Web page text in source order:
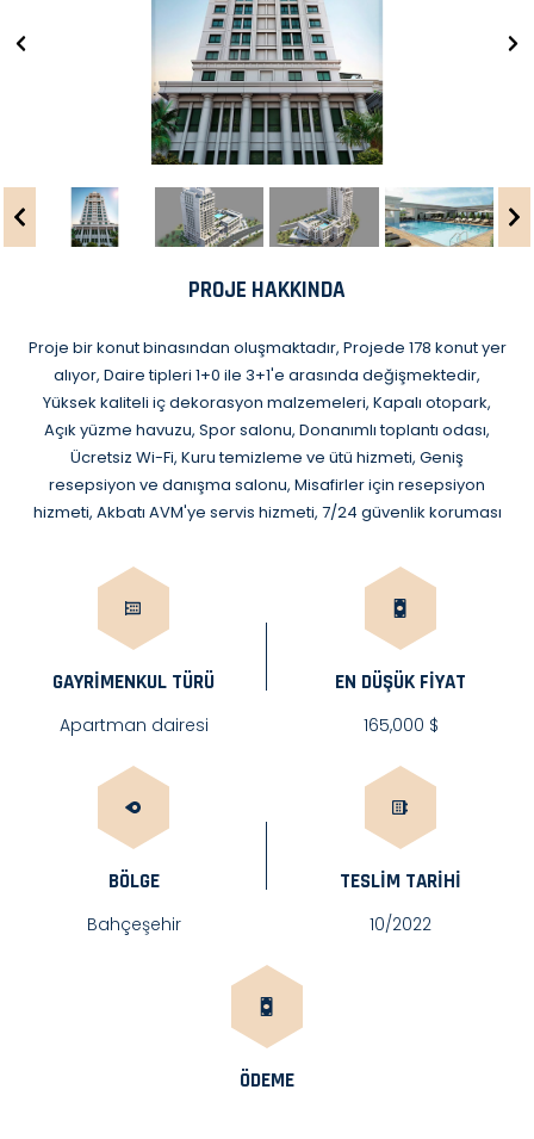
PROJE HAKKINDA
Proje bir konut binasından oluşmaktadır, Projede 178 konut yer
alıyor, Daire tipleri 1+0 ile 3+1'e arasında değişmektedir,
Yüksek kaliteli iç dekorasyon malzemeleri, Kapalı otopark,
Açık yüzme havuzu, Spor salonu, Donanımlı toplantı odası,
Ücretsiz Wi-Fi, Kuru temizleme ve ütü hizmeti, Geniş
resepsiyon ve danışma salonu, Misafirler için resepsiyon
hizmeti, Akbatı AVM'ye servis hizmeti, 7/24 güvenlik koruması
GAYRIMENKUL TÜRÜ
Apartman dairesi
EN DÜŞÜK FİYAT
165,000 $
BÖLGE
Bahçeşehir
TESLIM TARIHI
10/2022
ÖDEME